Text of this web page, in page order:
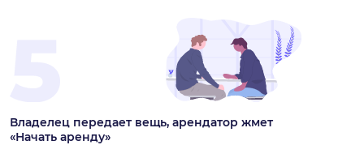
Владелец передает вещь, арендатор жмет
«Начать аренду»